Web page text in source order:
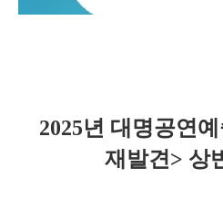
2025년 대명공연예
재발견> 상